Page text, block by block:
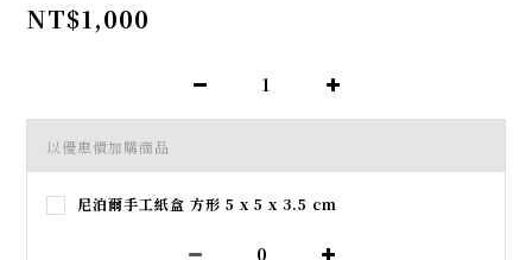
NT$1,000
以優惠價加購商品
尼泊爾手工紙盒 方形 5 x 5 x 3.5 cm